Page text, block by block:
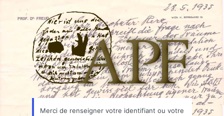
passe
oublié
Merci de renseigner votre identifiant ou votre